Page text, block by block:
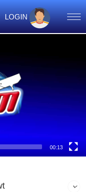
LOGIN
00:13